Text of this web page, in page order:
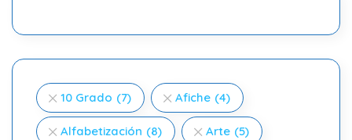
10 Grado (7) Afiche (4)
Alfabetización (8) Arte (5)